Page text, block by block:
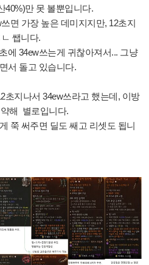
40%)만 못 볼뿐입니다.
면 가장 높은 데미지지만, 12초지
쌥니다.
에 34ew쓰는게 귀찮아져서... 그냥
서 돌고 있습니다.
초지나서 34ew쓰라고 했는데, 이방
해 별로입니다.
쭉 써주면 딜도 쌔고 리셋도 됩니